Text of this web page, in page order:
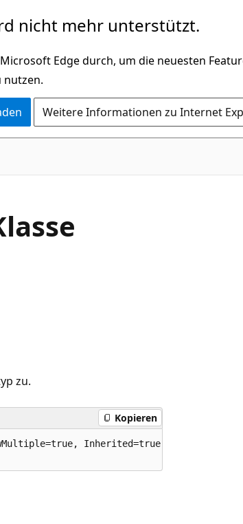
nicht mehr unterstützt.
Edge durch, um die neuesten
nutzen.
Weitere Informationen zu Internet
zu.
Kopieren
Inherited=true)]